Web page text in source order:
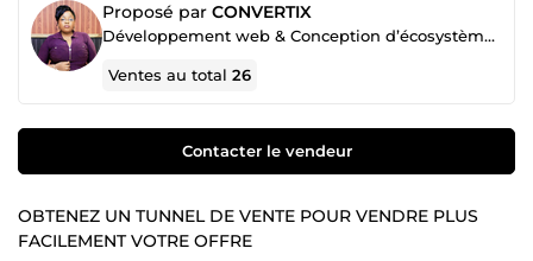
Proposé par CONVERTIX
Développement web & Conception d’écosystèmes de vente (Pages et tunnels de conversion)
Ventes au total26
Contacter le vendeur
OBTENEZ UN TUNNEL DE VENTE POUR VENDRE PLUS
FACILEMENT VOTRE OFFRE